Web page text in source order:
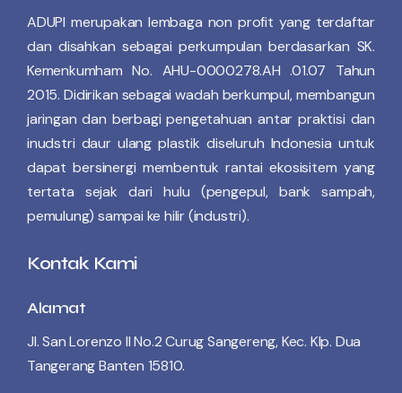
ADUPI merupakan lembaga non profit yang terdaftar
dan disahkan sebagai perkumpulan berdasarkan SK.
Kemenkumham No. AHU-0000278.AH .01.07 Tahun
2015. Didirikan sebagai wadah berkumpul, membangun
jaringan dan berbagi pengetahuan antar praktisi dan
inudstri daur ulang plastik diseluruh Indonesia untuk
dapat bersinergi membentuk rantai ekosisitem yang
tertata sejak dari hulu (pengepul, bank sampah,
pemulung) sampai ke hilir (industri).
Kontak Kami
Alamat
Jl. San Lorenzo II No.2 Curug Sangereng, Kec. Klp. Dua
Tangerang Banten 15810.